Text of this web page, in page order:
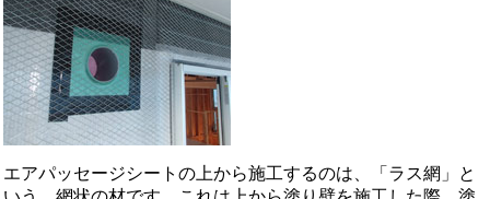
エアパッセージシートの上から施工するのは、「ラス網」と